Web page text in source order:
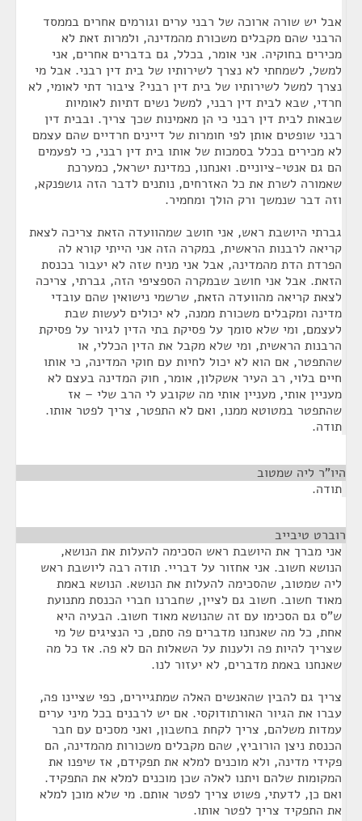
אבל יש שורה ארוכה של רבני ערים וגורמים אחרים בממסד
הרבני שהם מקבלים משכורת מהמדינה, ולמרות זאת לא
מכירים בחוקיה. אני אומר, בכלל, גם בדברים אחרים, אני
למשל, לשמחתי לא נצרך לשירותיו של בית דין רבני. אבל מי
נצרך למשל לשירותיו של בית דין רבני? ציבור דתי לאומי, לא
חרדי, שבא לבית דין רבני, למשל נשים דתיות לאומיות
שבאות לבית דין רבני כי הן מאמינות שכך צריך. ובבית דין
רבני שופטים אותן לפי חומרות של דיינים חרדיים שהם עצמם
לא מכירים בכלל בסמכות של אותו בית דין רבני, כי לפעמים
הם גם אנטי-ציוניים. ואנחנו, כמדינת ישראל, כמערכת
שאמורה לשרת את כל האזרחים, נותנים לדבר הזה גושפנקא,
וזה דבר שנמשך ורק הולך ומחמיר.
גברתי היושבת ראש, אני חושב שמהוועדה הזאת צריכה לצאת
קריאה לרבנות הראשית, במקרה הזה אני הייתי קורא לה
הפרדת הדת מהמדינה, אבל אני מניח שזה לא יעבור בכנסת
הזאת. אבל אני חושב שבמקרה הספציפי הזה, גברתי, צריכה
לצאת קריאה מהוועדה הזאת, שרשמי נישואין שהם עובדי
מדינה ומקבלים משכורת ממנה, לא יכולים לעשות שבת
לעצמם, ומי שלא סומך על פסיקת בתי הדין לגיור על פסיקת
הרבנות הראשית, ומי שלא מקבל את הדין הכללי, או
שהתפטר, אם הוא לא יכול לחיות עם חוקי המדינה, כי אותו
חיים בלוי, רב העיר אשקלון, אומר, חוק המדינה בעצם לא
מעניין אותי, מעניין אותי מה שקובע לי הרב שלי – אז
שהתפטר במטוטא ממנו, ואם לא התפטר, צריך לפטר אותו.
תודה.
היו"ר ליה שמטוב
תודה.
רוברט טיבייב
אני מברך את היושבת ראש הסכימה להעלות את הנושא,
הנושא חשוב. אני אחזור על דבריי. תודה רבה ליושבת ראש
ליה שמטוב, שהסכימה להעלות את הנושא. הנושא באמת
מאוד חשוב. חשוב גם לציין, שחברנו חברי הכנסת מתנועת
ש"ס גם הסכימו עם זה שהנושא מאוד חשוב. הבעיה היא
אחת, כל מה שאנחנו מדברים פה סתם, כי הנציגים של מי
שצריך להיות פה ולענות על השאלות הם לא פה. אז כל מה
שאנחנו באמת מדברים, לא יעזור לנו.
צריך גם להבין שהאנשים האלה שמתגיירים, כפי שציינו פה,
עברו את הגיור האורתודוקסי. אם יש לרבנים בכל מיני ערים
עמדות משלהם, צריך לקחת בחשבון, ואני מסכים עם חבר
הכנסת ניצן הורוביץ, שהם מקבלים משכורות מהמדינה, הם
פקידי מדינה, ולא מוכנים למלא את תפקידם, אז שיפנו את
המקומות שלהם ויתנו לאלה שכן מוכנים למלא את התפקיד.
ואם כן, לדעתי, פשוט צריך לפטר אותם. מי שלא מוכן למלא
את התפקיד צריך לפטר אותו.